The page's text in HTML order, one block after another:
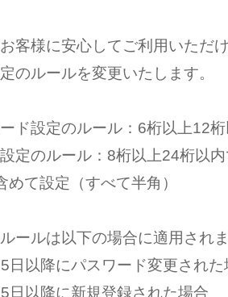
客様に安心してご利用いただ
のルールを変更いたします。
ド設定のルール：6桁以上12
定のルール：8桁以上24桁以
めて設定（すべて半角）
ールは以下の場合に適用され
日以降にパスワード変更された
日以降に新規登録された場合